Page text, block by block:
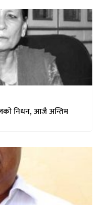
निधन, आजै अन्तिम